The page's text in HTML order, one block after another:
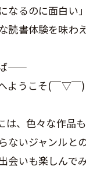
なるのに面白い」
読書体験を味わ
ようこそ(￣▽￣)
は、色々な作品
ないジャンルと
会いも楽しんで